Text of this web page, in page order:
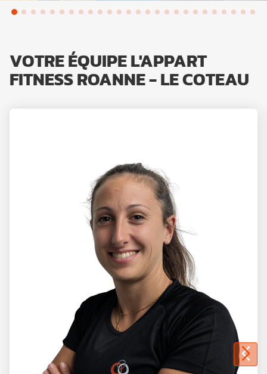
VOTRE ÉQUIPE L'APPART
FITNESS ROANNE - LE COTEAU